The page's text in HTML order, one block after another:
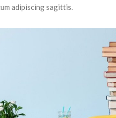
adipiscing sagittis.